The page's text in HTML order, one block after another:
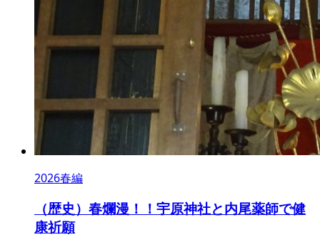
2026春編
（歴史）春爛漫！！宇原神社と内尾薬師で健
康祈願